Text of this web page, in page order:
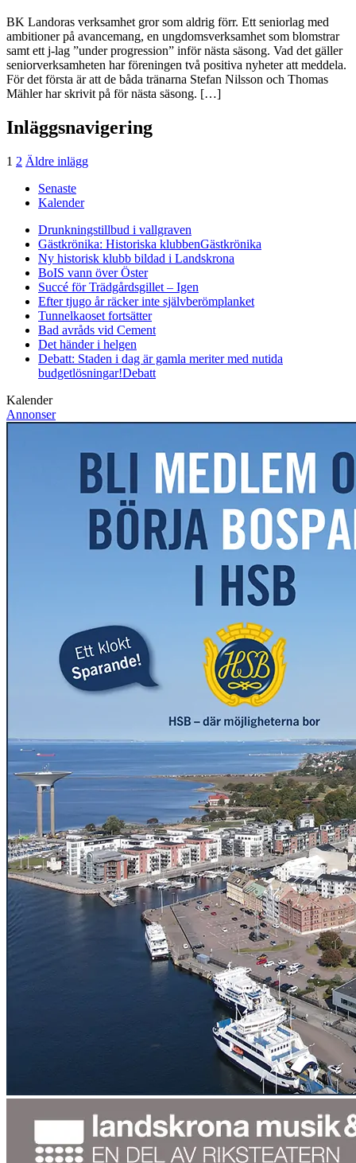
BK Landoras verksamhet gror som aldrig förr. Ett seniorlag med
ambitioner på avancemang, en ungdomsverksamhet som blomstrar
samt ett j-lag ”under progression” inför nästa säsong. Vad det gäller
seniorverksamheten har föreningen två positiva nyheter att meddela.
För det första är att de båda tränarna Stefan Nilsson och Thomas
Mähler har skrivit på för nästa säsong. […]
Inläggsnavigering
1 2 Äldre inlägg
Senaste
Kalender
Drunkningstillbud i vallgraven
Gästkrönika: Historiska klubbenGästkrönika
Ny historisk klubb bildad i Landskrona
BoIS vann över Öster
Succé för Trädgårdsgillet – Igen
Efter tjugo år räcker inte självberömplanket
Tunnelkaoset fortsätter
Bad avråds vid Cement
Det händer i helgen
Debatt: Staden i dag är gamla meriter med nutida
budgetlösningar!Debatt
Kalender
Annonser